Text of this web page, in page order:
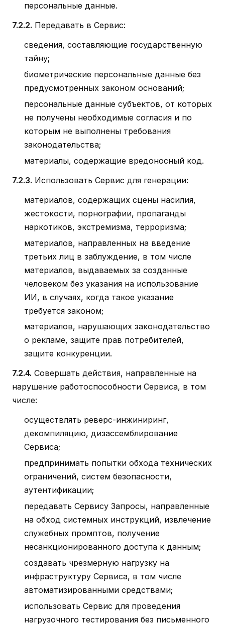
персональные данные.
7.2.2. Передавать в Сервис:
сведения, составляющие государственную
тайну;
биометрические персональные данные без
предусмотренных законом оснований;
персональные данные субъектов, от которых
не получены необходимые согласия и по
которым не выполнены требования
законодательства;
материалы, содержащие вредоносный код.
7.2.3. Использовать Сервис для генерации:
материалов, содержащих сцены насилия,
жестокости, порнографии, пропаганды
наркотиков, экстремизма, терроризма;
материалов, направленных на введение
третьих лиц в заблуждение, в том числе
материалов, выдаваемых за созданные
человеком без указания на использование
ИИ, в случаях, когда такое указание
требуется законом;
материалов, нарушающих законодательство
о рекламе, защите прав потребителей,
защите конкуренции.
7.2.4. Совершать действия, направленные на
нарушение работоспособности Сервиса, в том
числе:
осуществлять реверс-инжиниринг,
декомпиляцию, дизассемблирование
Сервиса;
предпринимать попытки обхода технических
ограничений, систем безопасности,
аутентификации;
передавать Сервису Запросы, направленные
на обход системных инструкций, извлечение
служебных промптов, получение
несанкционированного доступа к данным;
создавать чрезмерную нагрузку на
инфраструктуру Сервиса, в том числе
автоматизированными средствами;
использовать Сервис для проведения
нагрузочного тестирования без письменного